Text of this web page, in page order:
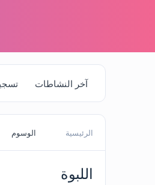
آخر النشاطات
الرئيسية الوسوم
اللبوة